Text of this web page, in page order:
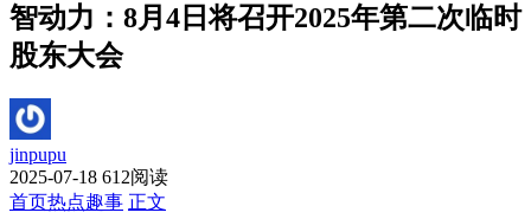
智动力：8月4日将召开2025年第二次临时
股东大会
jinpupu
2025-07-18 612阅读
首页热点趣事 正文